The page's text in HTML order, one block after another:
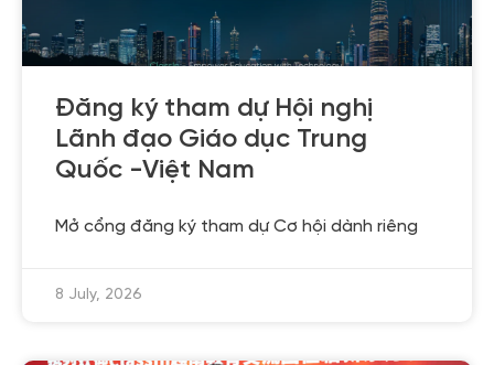
Đăng ký tham dự Hội nghị
Lãnh đạo Giáo dục Trung
Quốc -Việt Nam
Mở cổng đăng ký tham dự Cơ hội dành riêng
8 July, 2026